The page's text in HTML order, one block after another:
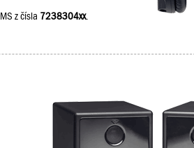
z čísla 7238304xx.